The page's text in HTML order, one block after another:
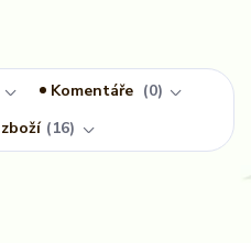
Komentáře
0
16